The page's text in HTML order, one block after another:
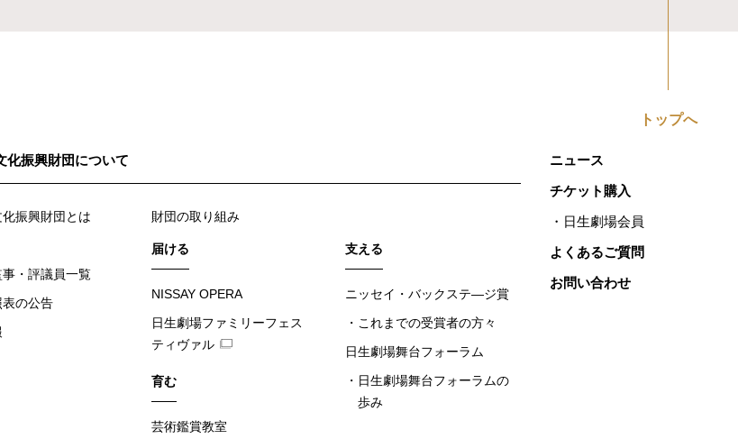
トップへ
化振興財団について
振興財団とは
・評議員一覧
の公告
財団の取り組み
届ける
NISSAY OPERA
日生劇場ファミリーフェス
ティヴァル
育む
芸術鑑賞教室
支える
ニッセイ・バックステ―ジ賞
これまでの受賞者の方々
日生劇場舞台フォーラム
日生劇場舞台フォーラムの
歩み
ニュース
チケット購入
日生劇場会員
よくあるご質問
お問い合わせ